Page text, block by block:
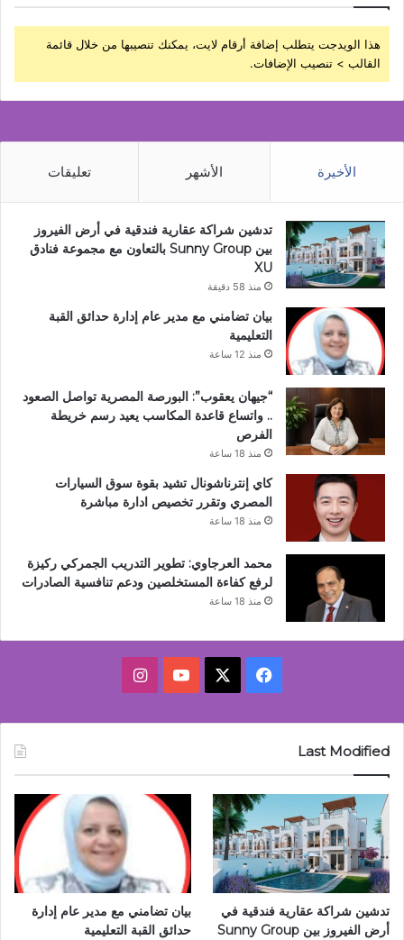
هذا الويدجت يتطلب إضافة أرقام لايت، يمكنك تنصيبها من خلال قائمة
القالب > تنصيب الإضافات.
الأخيرة الأشهر تعليقات
تدشين شراكة عقارية فندقية في أرض الفيروز
بين Sunny Group بالتعاون مع مجموعة فنادق
XU
منذ 58 دقيقة
بيان تضامني مع مدير عام إدارة حدائق القبة
التعليمية
منذ 12 ساعة
“جيهان يعقوب”: البورصة المصرية تواصل الصعود
.. واتساع قاعدة المكاسب يعيد رسم خريطة
الفرص
منذ 18 ساعة
كاي إنترناشونال تشيد بقوة سوق السيارات
المصري وتقرر تخصيص ادارة مباشرة
منذ 18 ساعة
محمد العرجاوي: تطوير التدريب الجمركي ركيزة
لرفع كفاءة المستخلصين ودعم تنافسية الصادرات
منذ 18 ساعة
فيسبوك ‫YouTubeانستقرام
Last Modified
تدشين شراكة عقارية فندقية في
أرض الفيروز بين Sunny Group
بيان تضامني مع مدير عام إدارة
حدائق القبة التعليمية